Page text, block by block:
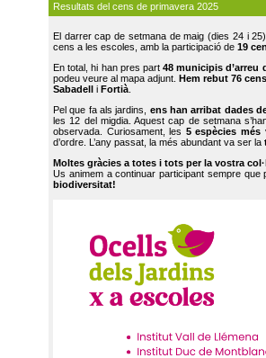
Resultats del cens de primavera 2025
El darrer cap de setmana de maig (dies 24 i
cens a les escoles, amb la participació de 19
En total, hi han pres part48 municipis d’arreu
podeu veure al mapa adjunt. Hem rebut 76
Sabadell
i Fortià.
Pel que fa als jardins, ens han arribat dades
les 12 del migdia. Aquest cap de setmana
observada. Curiosament, les 5 espècies més
d’ordre. L’any passat, la més abundant va ser la
Moltes gràcies a totes i tots per la vostra
Us animem a continuar participant sempre que
biodiversitat!